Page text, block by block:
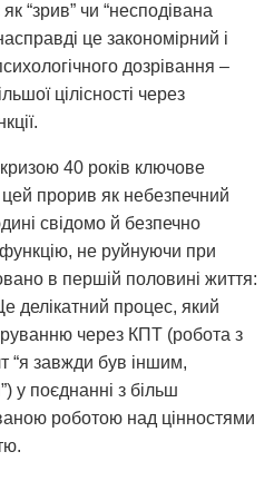
“зрив” чи “несподівана
це закономірний і
дозрівання –
цілісності через
40 років ключове
прорив як небезпечний
свідомо й безпечно
функцію, не руйнуючи при
в першій половині життя:
делікатний процес, який
через КПТ (робота з
“я завжди був іншим,
у поєднанні з більш
роботою над цінностями